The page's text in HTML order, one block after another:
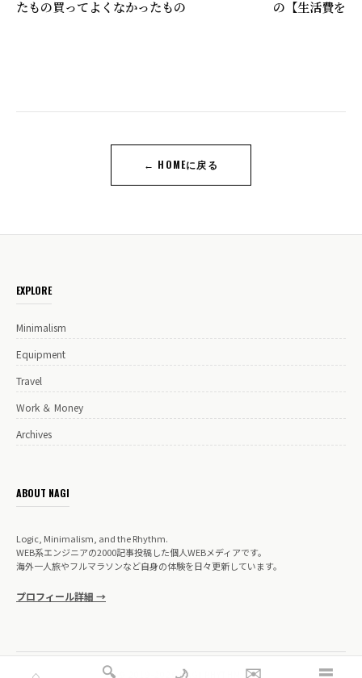
たもの買ってよくなかったもの
の【生活費を下
← HOMEに戻る
EXPLORE
Minimalism
Equipment
Travel
Work ＆ Money
Archives
ABOUT NAGI
Logic, Minimalism, and the Rhythm.
WEB系エンジニアの2000記事投稿した個人WEBメディアです。
海外一人旅やフルマラソンなど自身の体験を日々更新しています。
プロフィール詳細 →
© 2019-2026 NAGI RHYTHM.
🔍 ✉️ ☰